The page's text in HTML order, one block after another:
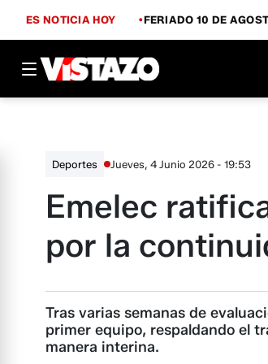
ES NOTICIA HOY FERIADO 10 DE
Deportes Jueves, 4 Junio 2026 - 19:53
Emelec
por la
Tras varias semanas de
primer equipo, respaldando el
manera interina.